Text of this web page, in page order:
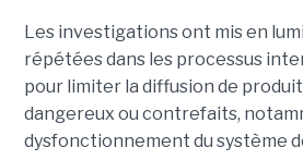
Les investigations ont mis en
répétées dans les processus
pour limiter la diffusion de
dangereux ou contrefaits,
dysfonctionnement du système